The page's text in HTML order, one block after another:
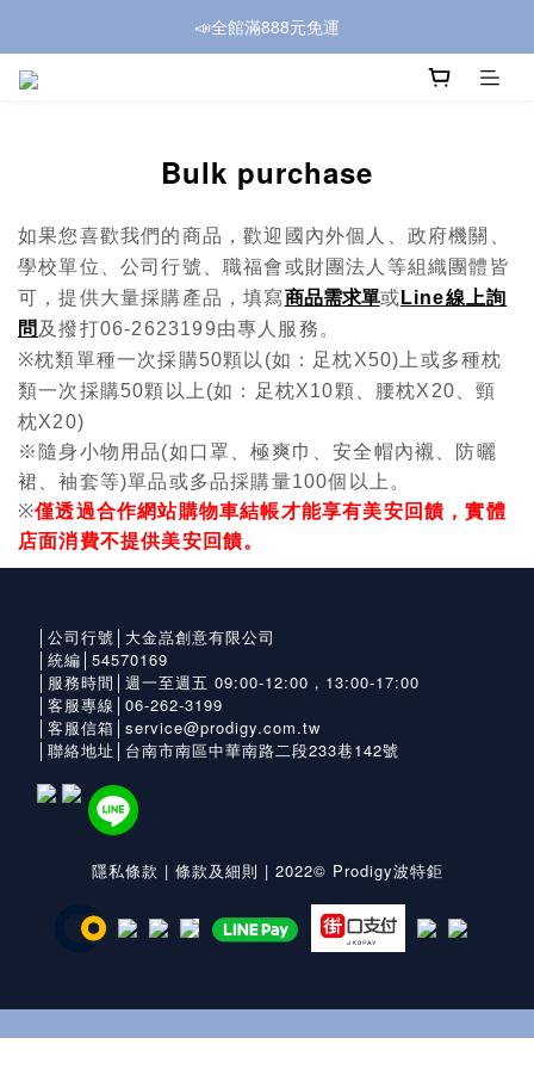
📣全館滿888元免運
Bulk purchase
如果您喜歡我們的商品，歡迎國內外個人、政府機關、
學校單位、公司行號、職福會或財團法人等組織團體皆
可，提供大量採購產品，填寫商品需求單或 Line線上詢
問 及撥打06-2623199由專人服務。
※枕類單種一次採購50顆以 (如：足枕X50) 上或多種枕
類一次採購50顆以上 (如：足枕X10顆、腰枕X20 、頸
枕X20)
※隨身小物用品(如口罩、極爽巾、安全帽內襯、防曬
裙、袖套等)單品或多品採購量100個以上。
※僅透過合作網站購物車結帳才能享有美安回饋，實體
店面消費不提供美安回饋。
│公司行號│大金嵓創意有限公司
│統編│54570169
│服務時間│週一至週五 09:00-12:00，13:00-17:00
│客服專線│06-262-3199
│客服信箱│service@prodigy.com.tw
│聯絡地址│台南市南區中華南路二段233巷142號
隱私條款 | 條款及細則 | 2022© Prodigy波特鉅